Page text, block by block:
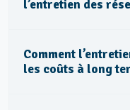
l’entretien des
Comment
les coûts à long